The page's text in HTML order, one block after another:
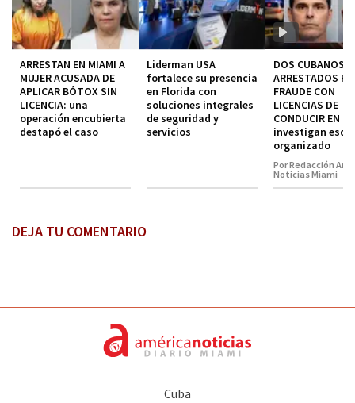
ARRESTAN EN MIAMI A
MUJER ACUSADA DE
APLICAR BÓTOX SIN
LICENCIA: una
operación encubierta
destapó el caso
Liderman USA
fortalece su presencia
en Florida con
soluciones integrales
de seguridad y
servicios
DOS CUBANOS
ARRESTADOS
FRAUDE CON
LICENCIAS DE
CONDUCIR EN
investigan
organizado
Por Redacción
Noticias Miami
DEJA TU COMENTARIO
Cuba